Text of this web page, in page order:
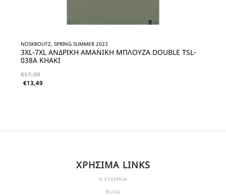
NOSKROUTZ, SPRING SUMMER 2023
3XL-7XL ΑΝΔΡΙΚΗ ΑΜΑΝΙΚΗ ΜΠΛΟΥΖΑ DOUBLE TSL-
038A KHAKI
€17,99
€13,49
ΧΡΗΣΙΜΑ LINKS
Η ΕΤΑΙΡΕΙΑ
BLOG